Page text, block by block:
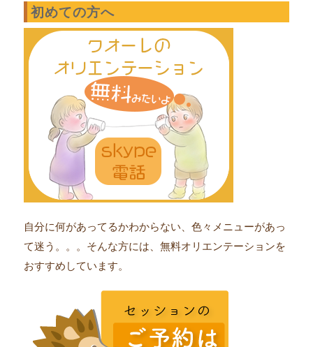
初めての方へ
自分に何があってるかわからない、色々メニューがあっ
て迷う。。。そんな方には、無料オリエンテーションを
おすすめしています。